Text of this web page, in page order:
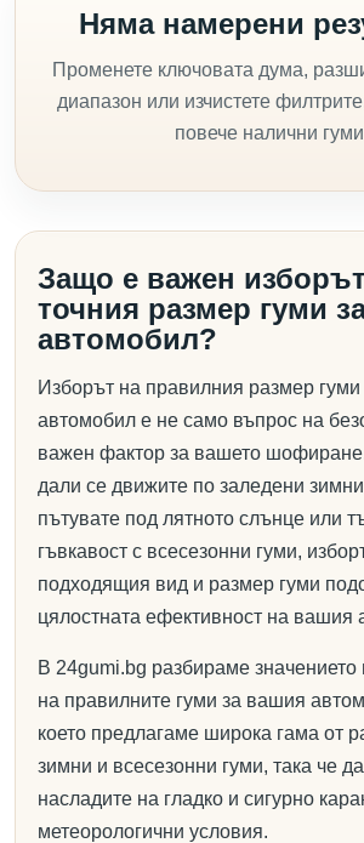
Няма намерени
Променете ключовата дума,
диапазон или изчистете
повече налични
Защо е важен
точния размер гуми
автомобил?
Изборът на правилния размер
автомобил е не само въпрос на
важен фактор за вашето
дали се движите по заледени
пътувате под лятното слънце или
гъвкавост с всесезонни гуми,
подходящия вид и размер гуми
цялостната ефективност на вашия
В 24gumi.bg разбираме
на правилните гуми за вашия
което предлагаме широка гама от
зимни и всесезонни гуми, така че
насладите на гладко и сигурно
метеорологични условия.